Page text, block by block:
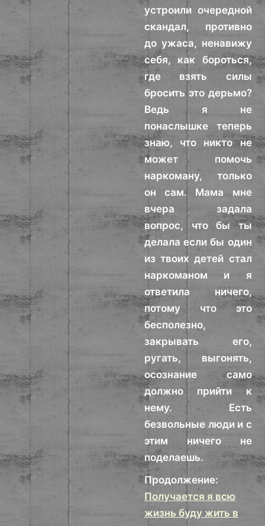
устроили очередной
скандал, противно
до ужаса, ненавижу
себя, как бороться,
где взять силы
бросить это дерьмо?
Ведь я не
понаслышке теперь
знаю, что никто не
может помочь
наркоману, только
он сам. Мама мне
вчера задала
вопрос, что бы ты
делала если бы один
из твоих детей стал
наркоманом и я
ответила ничего,
потому что это
бесполезно,
закрывать его,
ругать, выгонять,
осознание само
должно прийти к
нему. Есть
безвольные люди и с
этим ничего не
поделаешь.
Продолжение:
Получается я всю
жизнь буду жить в